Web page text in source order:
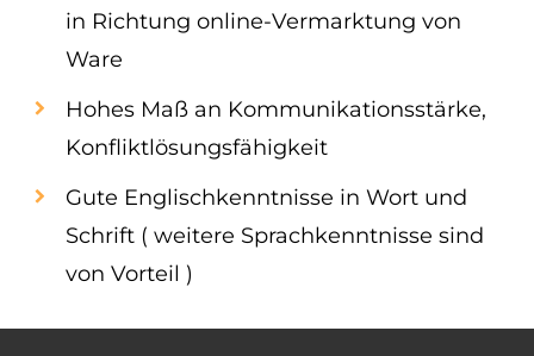
in Richtung online-Vermarktung von
Ware
Hohes Maß an Kommunikationsstärke,
Konfliktlösungsfähigkeit
Gute Englischkenntnisse in Wort und
Schrift ( weitere Sprachkenntnisse sind
von Vorteil )